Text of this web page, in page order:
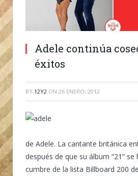
Adele continúa
éxitos
BY 12Y2 ON 26 ENERO, 2012
de Adele. La cantante británica
después de que su álbum “21”
cumbre de la lista Billboard 200